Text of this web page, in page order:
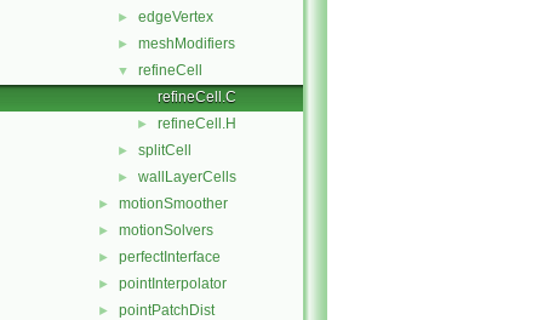
► edgeVertex
► meshModifiers
▼
refineCell
refineCell.C
► refineCell.H
► splitCell
► wallLayerCells
► motionSmoother
► motionSolvers
► perfectInterface
► pointInterpolator
► pointPatchDist